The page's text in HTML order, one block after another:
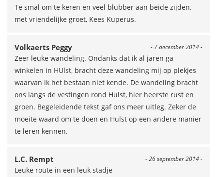
Te smal om te keren en veel blubber aan beide zijden.
met vriendelijke groet, Kees Kuperus.
- 7 december 2014 -
Volkaerts Peggy
Zeer leuke wandeling. Ondanks dat ik al jaren ga
winkelen in HUlst, bracht deze wandeling mij op plekjes
waarvan ik het bestaan niet kende. De wandeling bracht
ons langs de vestingen rond Hulst, hier heerste rust en
groen. Begeleidende tekst gaf ons meer uitleg. Zeker de
moeite waard om te doen en Hulst op een andere manier
te leren kennen.
- 26 september 2014 -
L.C. Rempt
Leuke route in een leuk stadje